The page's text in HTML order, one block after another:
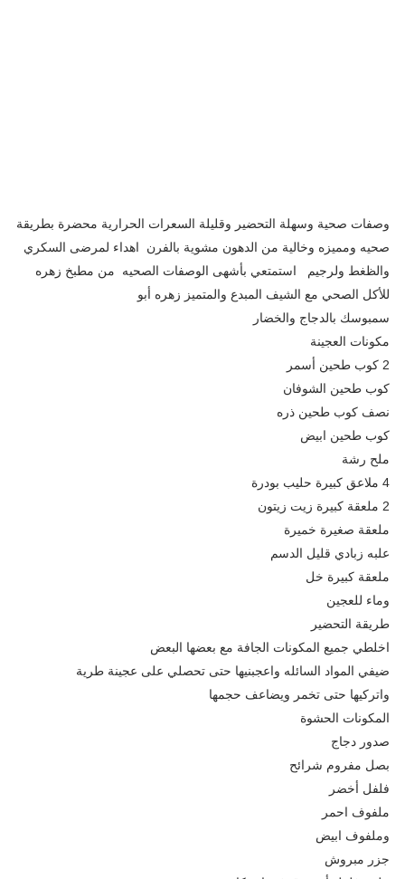
وصفات صحية وسهلة التحضير وقليلة السعرات الحرارية محضرة بطريقة
صحيه ومميزه وخالية من الدهون مشوية بالفرن اهداء لمرضى السكري
والظغط ولرجيم استمتعي بأشهى الوصفات الصحيه من مطبخ زهره
للأكل الصحي مع الشيف المبدع والمتميز زهره أبو
سمبوسك بالدجاج والخضار
مكونات العجينة
2 كوب طحين أسمر
كوب طحين الشوفان
نصف كوب طحين ذره
كوب طحين ابيض
ملح رشة
4 ملاعق كبيرة حليب بودرة
2 ملعقة كبيرة زيت زيتون
ملعقة صغيرة خميرة
علبه زبادي قليل الدسم
ملعقة كبيرة خل
وماء للعجين
طريقة التحضير
اخلطي جميع المكونات الجافة مع بعضها البعض
ضيفي المواد السائله واعجبنيها حتى تحصلي على عجينة طرية
واتركيها حتى تخمر ويضاعف حجمها
المكونات الحشوة
صدور دجاج
بصل مفروم شرائح
فلفل أخضر
ملفوف احمر
وملفوف ابيض
جزر مبروش